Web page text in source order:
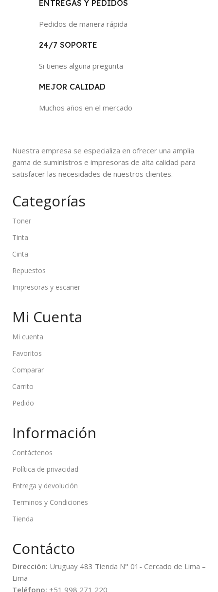
ENTREGAS Y PEDIDOS
Pedidos de manera rápida
24/7 SOPORTE
Si tienes alguna pregunta
MEJOR CALIDAD
Muchos años en el mercado
Nuestra empresa se especializa en ofrecer una amplia
gama de suministros e impresoras de alta calidad para
satisfacer las necesidades de nuestros clientes.
Categorías
Toner
Tinta
Cinta
Repuestos
Impresoras y escaner
Mi Cuenta
Mi cuenta
Favoritos
Comparar
Carrito
Pedido
Información
Contáctenos
Política de privacidad
Entrega y devolución
Terminos y Condiciones
Tienda
Contácto
Dirección: Uruguay 483 Tienda N° 01- Cercado de Lima –
Lima
Teléfono: +51 998 271 220